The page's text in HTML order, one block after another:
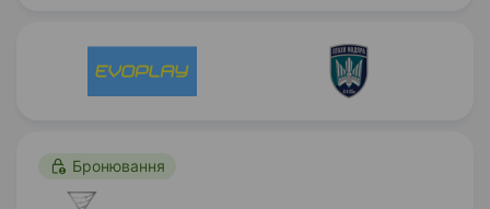
Бронювання